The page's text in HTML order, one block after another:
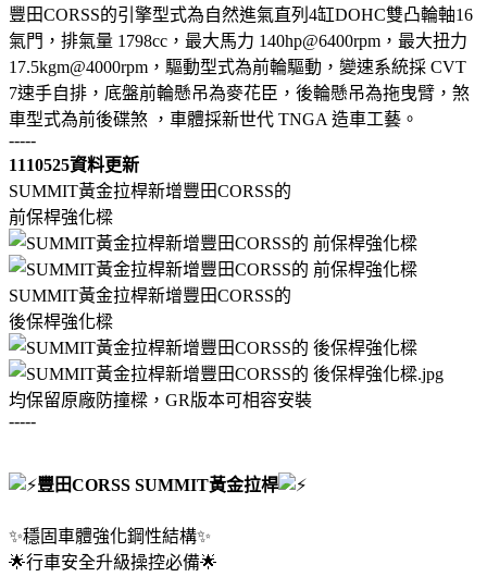
豐田CORSS的引擎型式為自然進氣直列4缸DOHC雙凸輪軸16
氣門，排氣量 1798cc，最大馬力 140hp@6400rpm，最大扭力
17.5kgm@4000rpm，驅動型式為前輪驅動，變速系統採 CVT
7速手自排，底盤前輪懸吊為麥花臣，後輪懸吊為拖曳臂，煞
車型式為前後碟煞 ，車體採新世代 TNGA 造車工藝。
-----
1110525資料更新
SUMMIT黃金拉桿新增豐田CORSS的
前保桿強化樑
SUMMIT黃金拉桿新增豐田CORSS的
後保桿強化樑
均保留原廠防撞樑，GR版本可相容安裝
-----
豐田CORSS SUMMIT黃金拉桿
✨穩固車體強化鋼性結構✨
🌟行車安全升級操控必備🌟